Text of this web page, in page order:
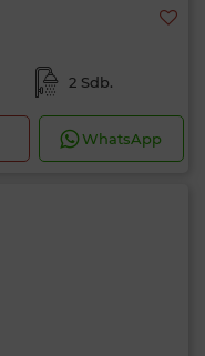
2 Sdb.
WhatsApp